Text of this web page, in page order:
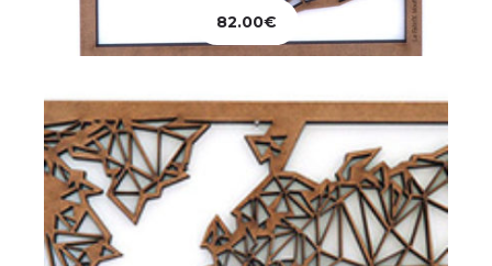
82.00€
Tableau MapMonde
82.00€